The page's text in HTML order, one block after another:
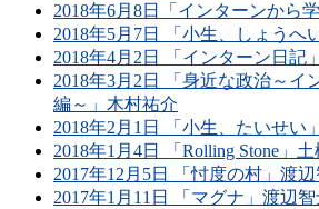
2018年6月8日「インターンから
2018年5月7日 「小生、しょうへ
2018年4月2日 「インターン日記
2018年3月2日 「身近な政治～イ
編～」木村祐介
2018年2月1日 「小生、たいせい
2018年1月4日 「Rolling Stone」
2017年12月5日 「忖度の村」渡
2017年1月11日 「マグナ」渡辺